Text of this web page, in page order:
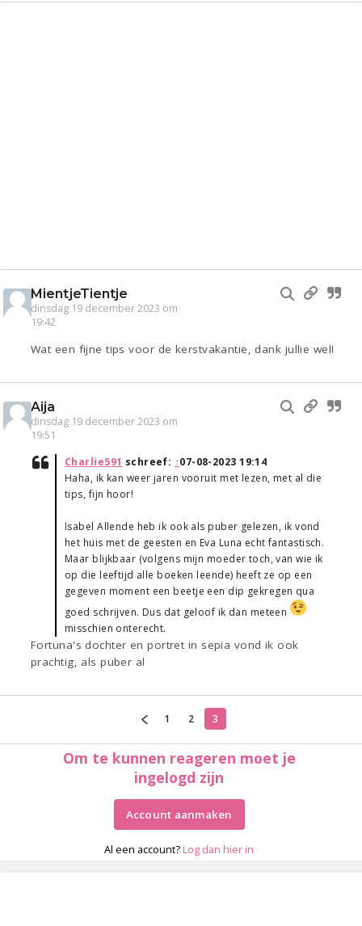
MientjeTientje
dinsdag 19 december 2023 om
19:42
Wat een fijne tips voor de kerstvakantie, dank jullie wel!
Aija
dinsdag 19 december 2023 om
19:51
Charlie591 schreef: ↑07-08-2023 19:14
Haha, ik kan weer jaren vooruit met lezen, met al die
tips, fijn hoor!
Isabel Allende heb ik ook als puber gelezen, ik vond
het huis met de geesten en Eva Luna echt fantastisch.
Maar blijkbaar (volgens mijn moeder toch, van wie ik
op die leeftijd alle boeken leende) heeft ze op een
gegeven moment een beetje een dip gekregen qua
goed schrijven. Dus dat geloof ik dan meteen
misschien onterecht.
Fortuna's dochter en portret in sepia vond ik ook
prachtig, als puber al
1 2 3
Om te kunnen reageren moet je
ingelogd zijn
Account aanmaken
Al een account? Log dan hier in